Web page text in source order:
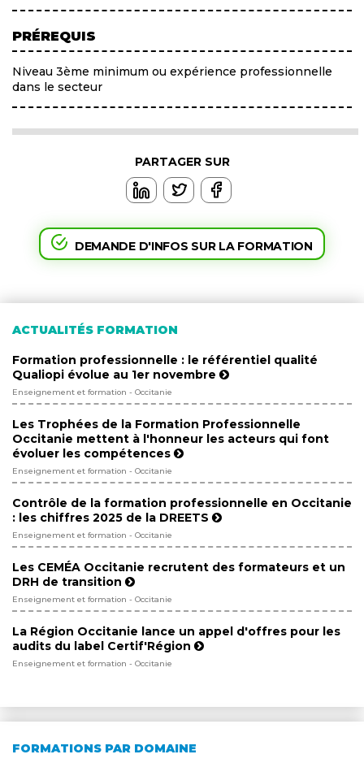
PRÉREQUIS
Niveau 3ème minimum ou expérience professionnelle
dans le secteur
DEMANDE D'INFOS SUR LA FORMATION
PARTAGER SUR
ACTUALITÉS FORMATION
Formation professionnelle : le référentiel qualité
Qualiopi évolue au 1er novembre
Enseignement et formation - Occitanie
Les Trophées de la Formation Professionnelle
Occitanie mettent à l'honneur les acteurs qui font
évoluer les compétences
Enseignement et formation - Occitanie
Contrôle de la formation professionnelle en Occitanie
: les chiffres 2025 de la DREETS
Enseignement et formation - Occitanie
Les CEMÉA Occitanie recrutent des formateurs et un
DRH de transition
Enseignement et formation - Occitanie
La Région Occitanie lance un appel d'offres pour les
audits du label Certif'Région
Enseignement et formation - Occitanie
FORMATIONS PAR DOMAINE